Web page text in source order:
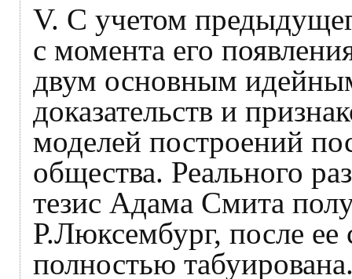
V. С учетом
с момента его
двум основным
доказательств и
моделей построений
общества. Реального
тезис Адама Смита
Р.Люксембург, после ее
полностью